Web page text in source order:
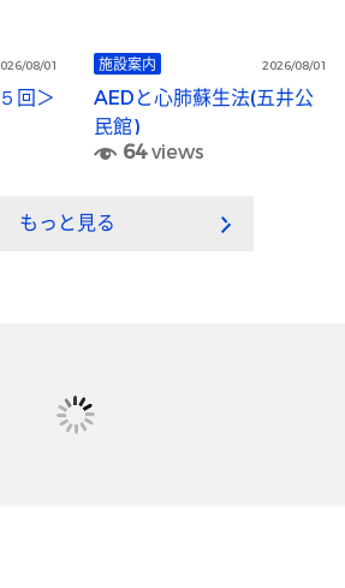
08/01
回＞
施設案内 2026/08/01
AEDと心肺蘇生法(五井公
民館)
64views
もっと見る